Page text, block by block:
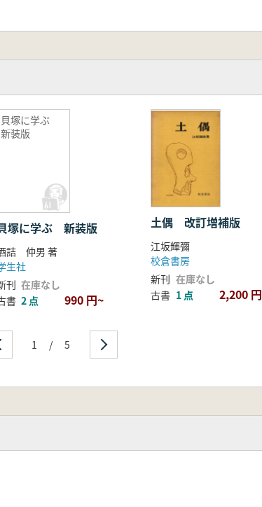
貝塚に学ぶ
新装版
塚に学ぶ 新装版
詰 仲男 著
生社
刊 在庫なし
書 2 点 990 円~
土偶 改訂増補版
江坂輝彌
校倉書房
新刊 在庫なし
古書 1 点 2,200 円
1 / 5